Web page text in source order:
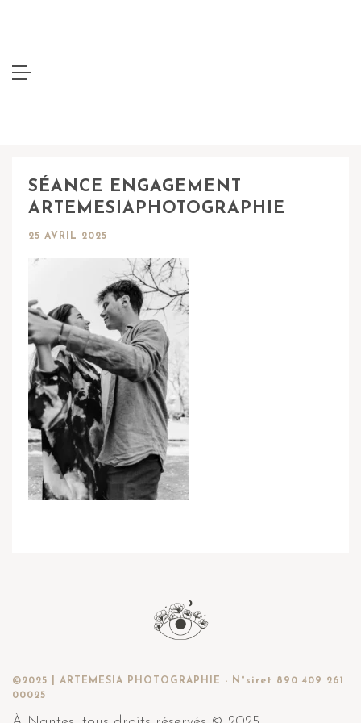
SÉANCE ENGAGEMENT
ARTEMESIAPHOTOGRAPHIE
25 AVRIL 2025
©2025 | ARTEMESIA PHOTOGRAPHIE - N°siret 890 409 261
00025